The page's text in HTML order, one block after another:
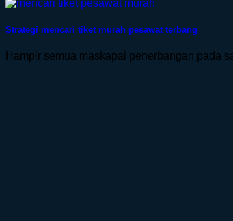
Strategi mencari tiket murah pesawat terbang
Hampir semua maskapai penerbangan pada